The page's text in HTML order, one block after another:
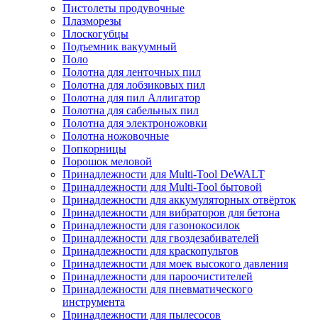
Пистолеты продувочные
Плазморезы
Плоскогубцы
Подъемник вакуумный
Поло
Полотна для ленточных пил
Полотна для лобзиковых пил
Полотна для пил Аллигатор
Полотна для сабельных пил
Полотна для электроножовки
Полотна ножовочные
Попкорницы
Порошок меловой
Принадлежности для Multi-Tool DeWALT
Принадлежности для Multi-Tool бытовой
Принадлежности для аккумуляторных отвёрток
Принадлежности для вибраторов для бетона
Принадлежности для газонокосилок
Принадлежности для гвоздезабивателей
Принадлежности для краскопультов
Принадлежности для моек высокого давления
Принадлежности для пароочистителей
Принадлежности для пневматического
инструмента
Принадлежности для пылесосов